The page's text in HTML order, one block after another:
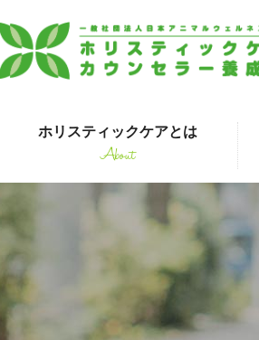
ホリスティックケアとは
About
はじめて受講される方